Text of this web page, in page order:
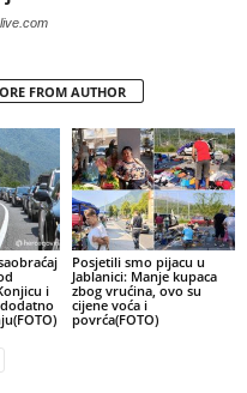
FROM AUTHOR
i
Posjetili smo pijacu u
Jablanici: Manje kupaca
zbog vrućina, ovo su
cijene voća i
povrća(FOTO)